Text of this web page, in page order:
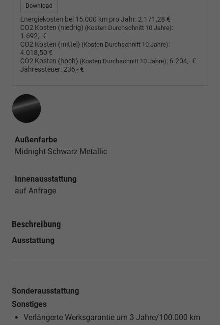
Download
Energiekosten bei 15.000 km pro Jahr: 2.171,28 €
CO2 Kosten (niedrig) (Kosten Durchschnitt 10 Jahre):
1.692,- €
CO2 Kosten (mittel) (Kosten Durchschnitt 10 Jahre):
4.018,50 €
CO2 Kosten (hoch) (Kosten Durchschnitt 10 Jahre): 6.204,- €
Jahressteuer: 236,- €
Außenfarbe
Midnight Schwarz Metallic
Innenausstattung
auf Anfrage
Beschreibung
Ausstattung
Sonderausstattung
Sonstiges
Verlängerte Werksgarantie um 3 Jahre/100.000 km